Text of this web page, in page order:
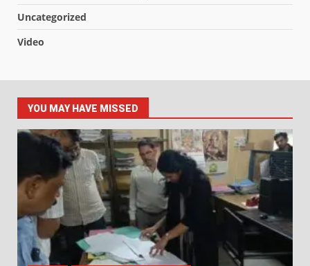
Uncategorized
Video
YOU MAY HAVE MISSED